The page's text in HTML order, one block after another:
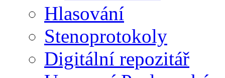
Hlasování
Stenoprotokoly
Digitální repozitář